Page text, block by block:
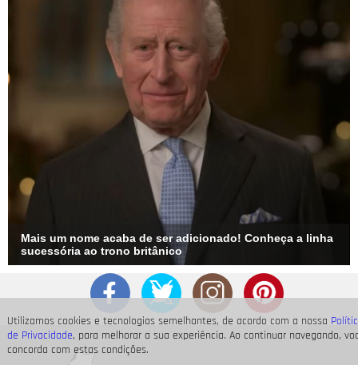
Utilizamos cookies e tecnologias semelhantes, de acordo com a nossa
de Privacidade, para melhorar a sua experiência. Ao continuar navegando,
concorda com estas condições.
Mais um nome acaba de ser adicionado! Conheça a linha
sucessória ao trono britânico